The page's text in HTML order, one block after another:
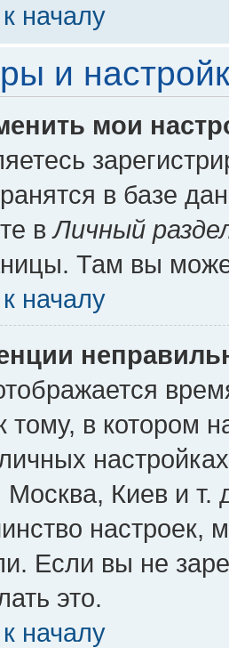
началу
и
мои
в базе
вЛичный
Там вы
началу
тому, в котором
Москва, Киев и т.
настроек,
Если вы не
это.
началу